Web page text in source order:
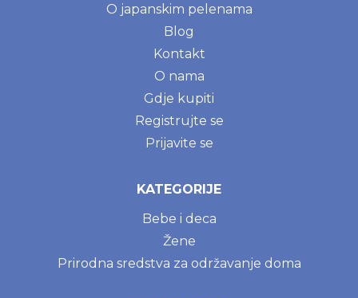
O japanskim pelenama
Blog
Kontakt
O nama
Gdje kupiti
Registrujte se
Prijavite se
KATEGORIJE
Bebe i deca
Žene
Prirodna sredstva za održavanje doma